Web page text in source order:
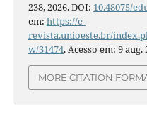
238, 2026. DOI: 10.48075/
em: https://e-
revista.unioeste.br/
w/31474. Acesso em: 9 aug.
MORE CITATION